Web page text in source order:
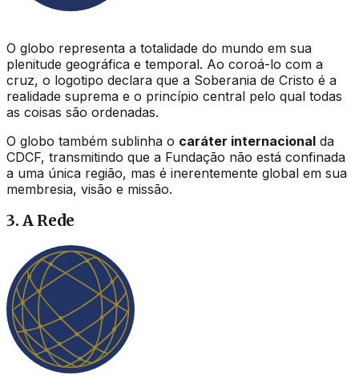
O globo representa a totalidade do mundo em sua
plenitude geográfica e temporal. Ao coroá-lo com a
cruz, o logotipo declara que a Soberania de Cristo é a
realidade suprema e o princípio central pelo qual todas
as coisas são ordenadas.
O globo também sublinha o caráter internacional da
CDCF, transmitindo que a Fundação não está confinada
a uma única região, mas é inerentemente global em sua
membresia, visão e missão.
3. A Rede